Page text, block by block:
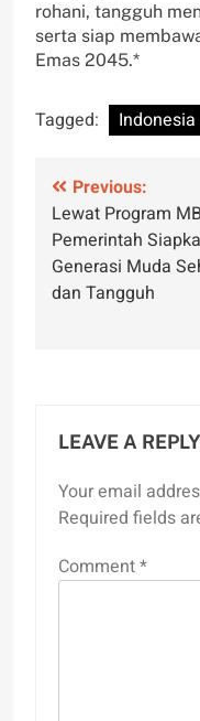
rohani, tangguh
serta siap
Emas 2045.*
Tagged: Indonesia
Post
navigation
Previous:
Lewat Program
Pemerintah
Generasi Muda
dan Tangguh
LEAVE A REPLY
Your email
Required fields
Comment*